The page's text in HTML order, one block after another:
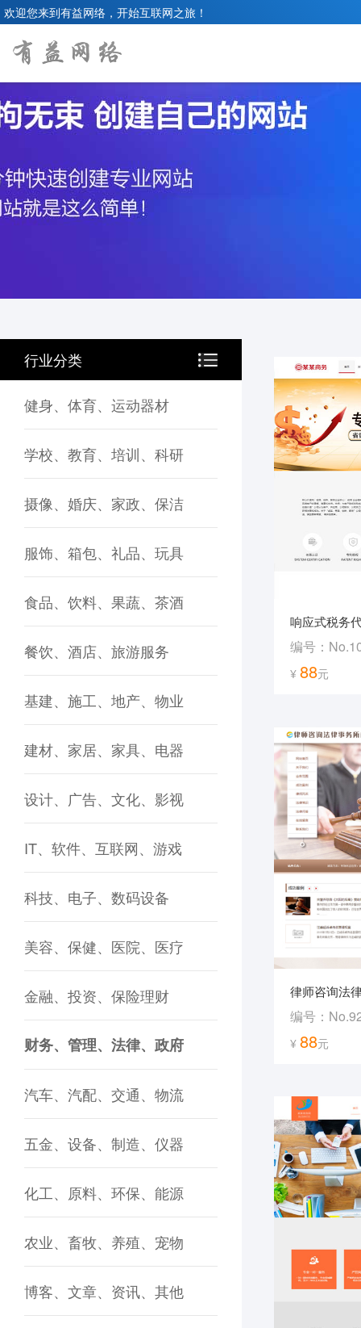
欢迎您来到有益网络，开始互联网之旅！
行业分类
健身、体育、运动器材
学校、教育、培训、科研
摄像、婚庆、家政、保洁
服饰、箱包、礼品、玩具
食品、饮料、果蔬、茶酒
餐饮、酒店、旅游服务
基建、施工、地产、物业
建材、家居、家具、电器
设计、广告、文化、影视
IT、软件、互联网、游戏
科技、电子、数码设备
美容、保健、医院、医疗
金融、投资、保险理财
财务、管理、法律、政府
汽车、汽配、交通、物流
五金、设备、制造、仪器
化工、原料、环保、能源
农业、畜牧、养殖、宠物
博客、文章、资讯、其他
响应式税务
编号：
¥ 88元
律师咨询法
编号：
¥ 88元